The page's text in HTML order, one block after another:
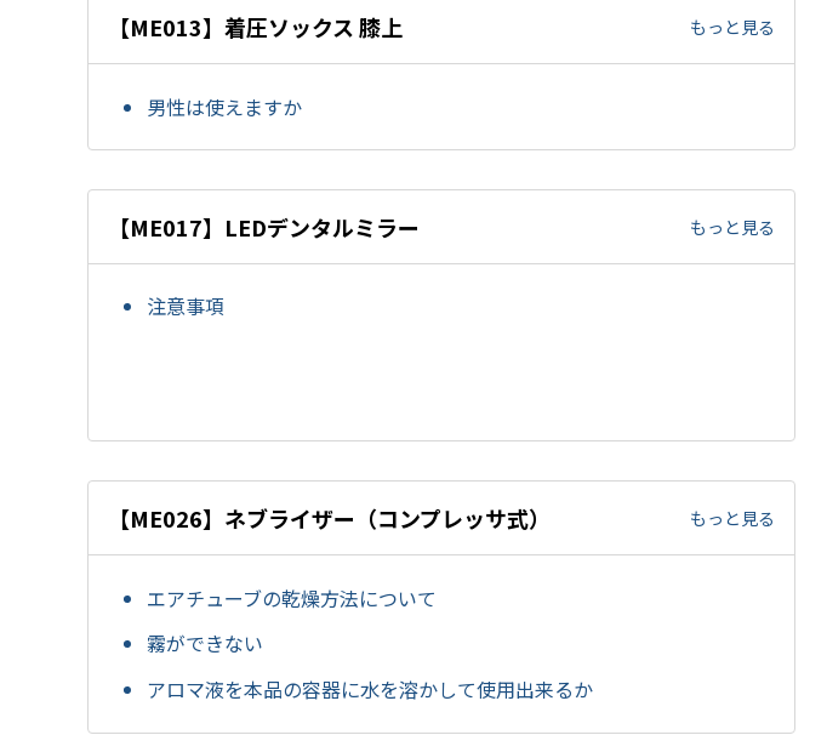
【ME013】着圧ソックス 膝上 もっと見る
男性は使えますか
【ME017】LEDデンタルミラー もっと見る
注意事項
【ME026】ネブライザー（コンプレッサ式） もっと見る
エアチューブの乾燥方法について
霧ができない
アロマ液を本品の容器に水を溶かして使用出来るか